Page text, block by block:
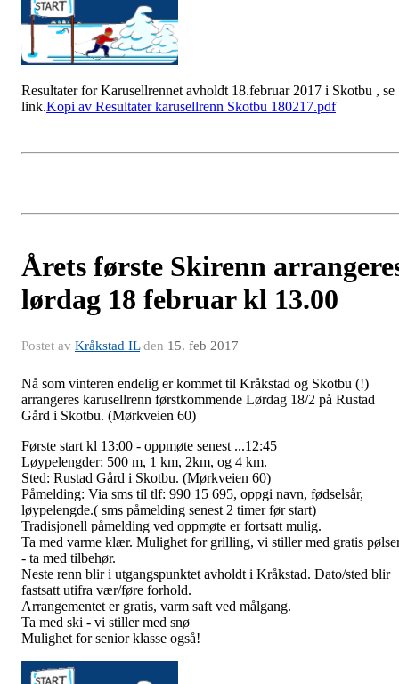
Resultater for Karusellrennet avholdt 18.februar 2017 i Skotbu , se
link.Kopi av Resultater karusellrenn Skotbu 180217.pdf
Årets første Skirenn
lørdag 18 februar kl 13.00
Postet av Kråkstad ILden 15. feb 2017
Nå som vinteren endelig er kommet til Kråkstad og Skotbu (!)
arrangeres karusellrenn førstkommende Lørdag 18/2 på Rustad
Gård i Skotbu. (Mørkveien 60)
Første start kl 13:00 - oppmøte senest ...12:45
Løypelengder: 500 m, 1 km, 2km, og 4 km.
Sted: Rustad Gård i Skotbu. (Mørkveien 60)
Påmelding: Via sms til tlf: 990 15 695, oppgi navn, fødselsår,
løypelengde.( sms påmelding senest 2 timer før start)
Tradisjonell påmelding ved oppmøte er fortsatt mulig.
Ta med varme klær. Mulighet for grilling, vi stiller med gratis
- ta med tilbehør.
Neste renn blir i utgangspunktet avholdt i Kråkstad. Dato/sted blir
fastsatt utifra vær/føre forhold.
Arrangementet er gratis, varm saft ved målgang.
Ta med ski - vi stiller med snø
Mulighet for senior klasse også!